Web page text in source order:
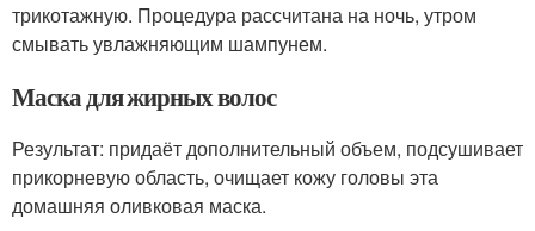
трикотажную. Процедура рассчитана на ночь, утром
смывать увлажняющим шампунем.
Маска для жирных волос
Результат: придаёт дополнительный объем, подсушивает
прикорневую область, очищает кожу головы эта
домашняя оливковая маска.